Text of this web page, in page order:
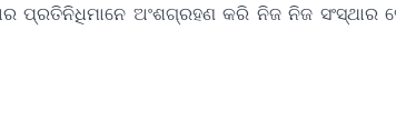
ଅଂଶଗ୍ରହଣ କରି ନିଜ ନିଜ ସଂସ୍ଥାର